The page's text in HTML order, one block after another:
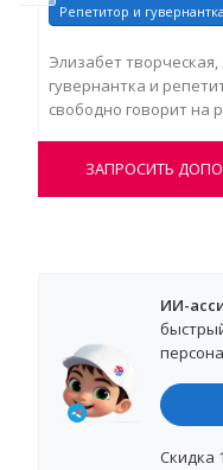
Репетитор и
Элизабет
гувернантка и
свободно говорит на
ЗАПРОСИТЬ
ИИ-
Cкидка